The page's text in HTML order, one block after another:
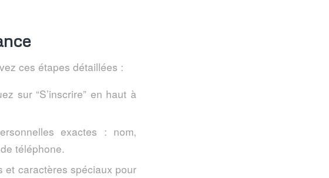
ces étapes détaillées :
sur “S’inscrire” en haut à
exactes : nom,
téléphone.
et caractères spéciaux pour